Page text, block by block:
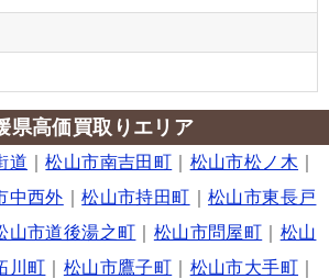
県高価買取りエリア
道 ｜松山市南吉田町 松山市松ノ木
中西外 ｜松山市持田町 ｜松山市東長戸
山市道後湯之町 松山市問屋町
松山
町 松山市鷹子町 松山市大手町